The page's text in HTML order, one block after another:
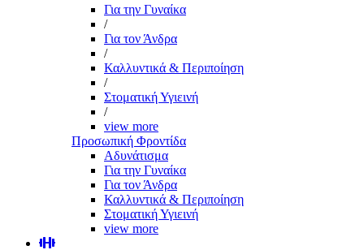
Για την Γυναίκα
/
Για τον Άνδρα
/
Καλλυντικά & Περιποίηση
/
Στοματική Υγιεινή
/
view more
Προσωπική Φροντίδα
Αδυνάτισμα
Για την Γυναίκα
Για τον Άνδρα
Καλλυντικά & Περιποίηση
Στοματική Υγιεινή
view more